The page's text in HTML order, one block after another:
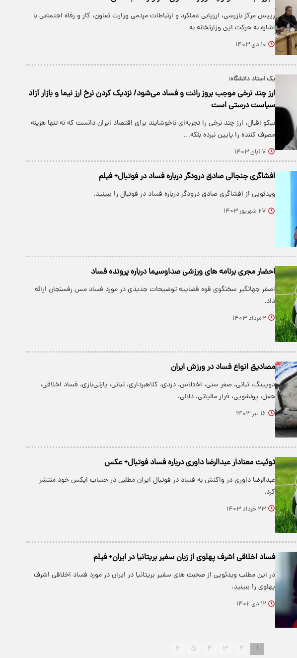
رییس مرکز بازرسی، ارزیابی عملکرد و ارتباطات مردمی وزارت تعاون، کار و رفاه اجتماعی با
اشاره به حرکت این وزارتخانه به…
۱۰ دی ۱۴۰۳
یک استاد دانشگاه:
ارز چند نرخی موجب بروز رانت و فساد می‌شود/ نزدیک کردن نرخ ارز نیما و بازار آزاد
سیاست درستی است
نیکو اقبال، ارز چند نرخی را تجربه‌ای ناخوشایند برای اقتصاد ایران دانست که نه تنها هزینه
مصرف کننده را پایین نبرده بلکه…
۷ آبان ۱۴۰۳
افشاگری جنجالی صادق درودگر درباره فساد در فوتبال+ فیلم
ویدئویی از افشاگری صادق درودگر درباره فساد در فوتبال را ببینید.
۲۷ شهریور ۱۴۰۳
احضار مجری برنامه های ورزشی صداوسیما درباره پرونده فساد
اصغر جهانگیر سخنگوی قوه قضاییه توضیحات جدیدی در مورد فساد مس رفسنجان ارائه
داد.
۲ مرداد ۱۴۰۳
مصادیق انواع فساد در ورزش ایران
دوپینگ، تبانی، صغر سنی، اختلاس، دزدی، کلاهبرداری، تبانی، پارتی‌بازی، فساد اخلاقی،
جعل، پولشویی، فرار مالیاتی، دلالی،…
۱۶ تیر ۱۴۰۳
توئیت معنادار عبدالرضا داوری درباره فساد فوتبال+ عکس
عبدالرضا داوری در واکنش به فساد در فوتبال ایران مطلبی در حساب ایکس خود منتشر
کرد.
۲۳ خرداد ۱۴۰۳
فساد اخلاقی اشرف پهلوی از زبان سفیر بریتانیا در ایران+ فیلم
در این مطلب ویدئویی از صحبت های سفیر بریتانیا در ایران در مورد فساد اخلاقی اشرف
پهلوی را ببینید.
۱۲ دی ۱۴۰۲
۱ ۲ ۳ ۴ ۵ ۶